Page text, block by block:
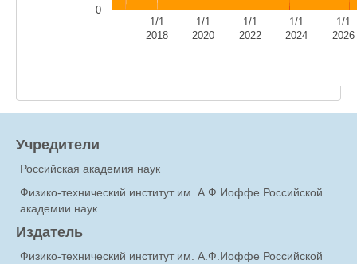
1/1
2018
1/1
2020
1/1
2022
1/1
2024
1/1
2026
0
Учредители
Российская академия наук
Физико-технический институт им. А.Ф.Иоффе Российской
академии наук
Издатель
Физико-технический институт им. А.Ф.Иоффе Российской